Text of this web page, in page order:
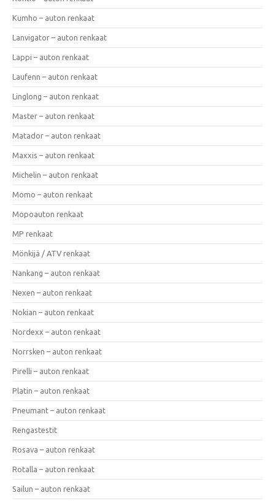
Kumho – auton renkaat
Lanvigator – auton renkaat
Lappi – auton renkaat
Laufenn – auton renkaat
Linglong – auton renkaat
Master – auton renkaat
Matador – auton renkaat
Maxxis – auton renkaat
Michelin – auton renkaat
Momo – auton renkaat
Mopoauton renkaat
MP renkaat
Mönkijä / ATV renkaat
Nankang – auton renkaat
Nexen – auton renkaat
Nokian – auton renkaat
Nordexx – auton renkaat
Norrsken – auton renkaat
Pirelli – auton renkaat
Platin – auton renkaat
Pneumant – auton renkaat
Rengastestit
Rosava – auton renkaat
Rotalla – auton renkaat
Sailun – auton renkaat